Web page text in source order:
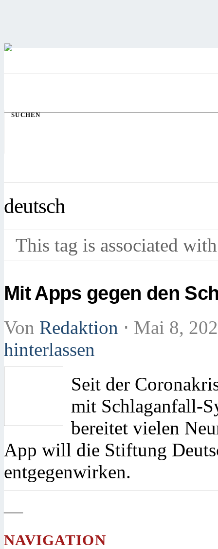
SUCHEN
deutsch
This tag is associated
Mit Apps gegen den
Von Redaktion ⋅ Mai 8,
hinterlassen
Seit der
mit Schlaganfall-
bereitet vielen
App will die Stiftung
entgegenwirken.
—
NAVIGATION